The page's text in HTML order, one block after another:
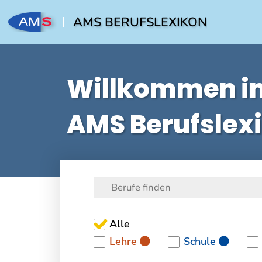
AMS BERUFSLEXIKON
Willkommen
AMS
Alle
Lehre
Schule